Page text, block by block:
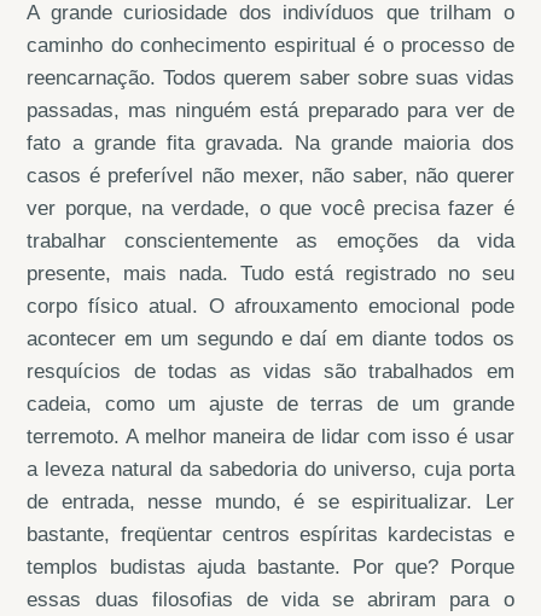
A grande curiosidade dos indivíduos que trilham o
caminho do conhecimento espiritual é o processo de
reencarnação. Todos querem saber sobre suas vidas
passadas, mas ninguém está preparado para ver de
fato a grande fita gravada. Na grande maioria dos
casos é preferível não mexer, não saber, não querer
ver porque, na verdade, o que você precisa fazer é
trabalharconscientemente as emoções da vida
presente, mais nada. Tudo está registrado no seu
corpo físico atual. O afrouxamento emocional pode
acontecer em um segundo e daí em diante todos os
resquícios de todas as vidas são trabalhados em
cadeia, como um ajuste de terras de um grande
terremoto. A melhor maneira de lidar com isso é usar
a leveza natural da sabedoria do universo, cuja porta
de entrada, nesse mundo, é se espiritualizar. Ler
bastante, freqüentar centros espíritas kardecistas e
templos budistas ajuda bastante. Por que? Porque
essas duas filosofias de vida se abriram para o